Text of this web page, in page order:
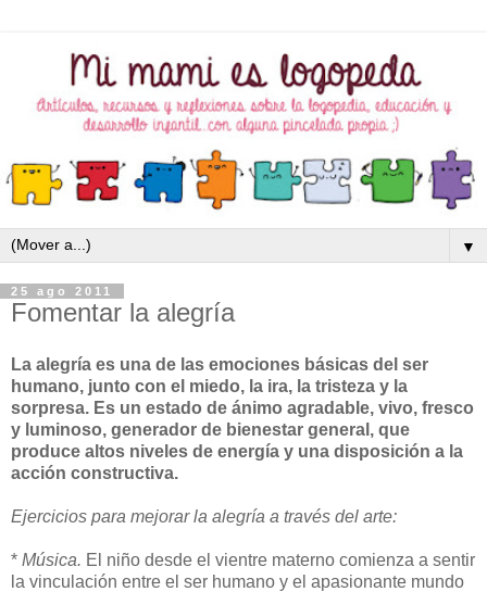
▼
25 ago 2011
Fomentar la alegría
La alegría es una de las emociones básicas del ser
humano, junto con el miedo, la ira, la tristeza y la
sorpresa. Es un estado de ánimo agradable, vivo, fresco
y luminoso, generador de bienestar general, que
produce altos niveles de energía y una disposición a la
acción constructiva.
Ejercicios para mejorar la alegría a través del arte:
* Música. El niño desde el vientre materno comienza a sentir
la vinculación entre el ser humano y el apasionante mundo